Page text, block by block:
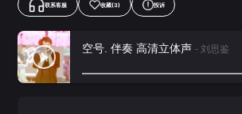
联系客服 收藏(3) 投诉
空号. 伴奏 高清立体声 - 刘思鉴